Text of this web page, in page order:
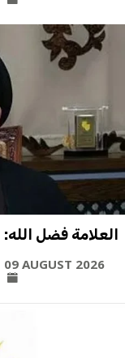
العلامة فضل
09 AUGUST 2026